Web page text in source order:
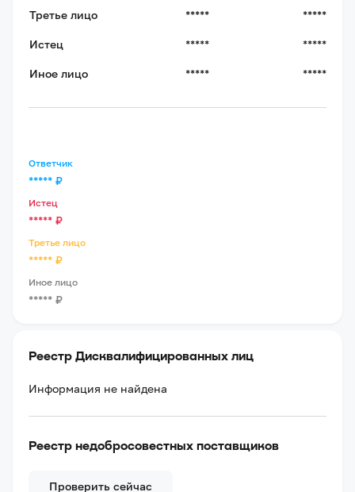
Третье лицо ***** *****
Истец ***** *****
Иное лицо ***** *****
Ответчик
***** ₽
Истец
***** ₽
Третье лицо
***** ₽
Иное лицо
***** ₽
Реестр Дисквалифицированных лиц
Информация не найдена
Реестр недобросовестных поставщиков
Проверить сейчас